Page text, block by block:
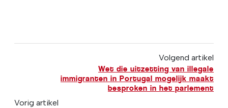
Volgend artikel
Wet die uitzetting van illegale
immigranten in Portugal mogelijk maakt
besproken in het parlement
Vorig artikel